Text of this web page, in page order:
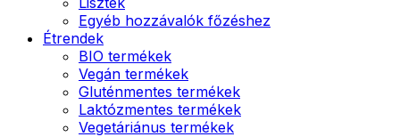
Egyéb hozzávalók főzéshez
Étrendek
BIO termékek
Vegán termékek
Gluténmentes termékek
Laktózmentes termékek
Vegetáriánus termékek